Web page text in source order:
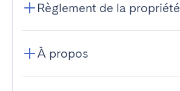
Règlement de la propriété
À propos